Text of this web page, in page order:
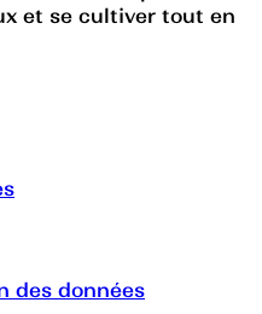
et se cultiver tout en
des données